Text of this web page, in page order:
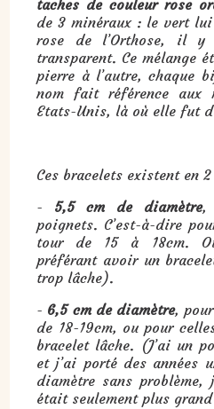
taches de couleur rose
de 3 minéraux : le vert
rose de l’Orthose, il
transparent. Ce mélange
pierre à l’autre, chaque
nom fait référence aux
Etats-Unis, là où elle fut
Ces bracelets existent en
- 5,5 cm de diamètre,
poignets. C’est-à-dire
tour de 15 à 18cm.
préférant avoir un
trop lâche).
- 6,5 cm de diamètre,
de 18-19cm, ou pour
bracelet lâche. (J’ai un
et j’ai porté des années
diamètre sans
était seulement plus